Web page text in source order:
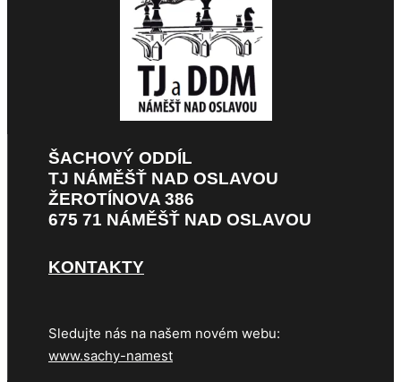
ŠACHOVÝ ODDÍL
TJ NÁMĚŠŤ NAD OSLAVOU
ŽEROTÍNOVA 386
675 71 NÁMĚŠŤ NAD OSLAVOU
KONTAKTY
Sledujte nás na našem novém webu:
www.sachy-namest